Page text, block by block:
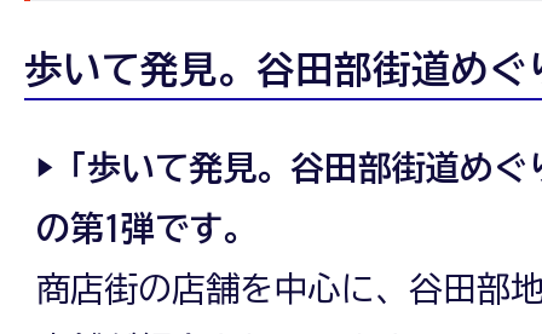
歩いて発見。谷田部街道めぐ
▶「歩いて発見。谷田部街道めぐ
の第1弾です。
商店街の店舗を中心に、谷田部